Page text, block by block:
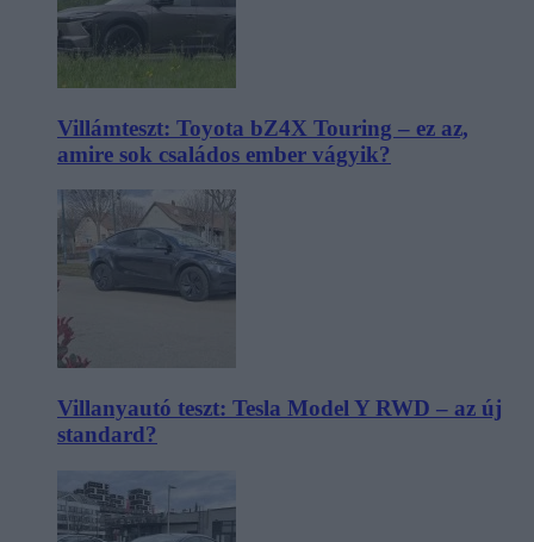
Villámteszt: Toyota bZ4X Touring – ez az,
amire sok családos ember vágyik?
Villanyautó teszt: Tesla Model Y RWD – az új
standard?